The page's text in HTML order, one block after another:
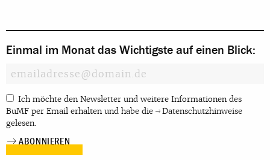
Einmal im Monat das Wichtigste auf einen Blick:
Ich möchte den Newsletter und weitere Informationen des
BuMF per Email erhalten und habe die
Datenschutzhinweise
gelesen.